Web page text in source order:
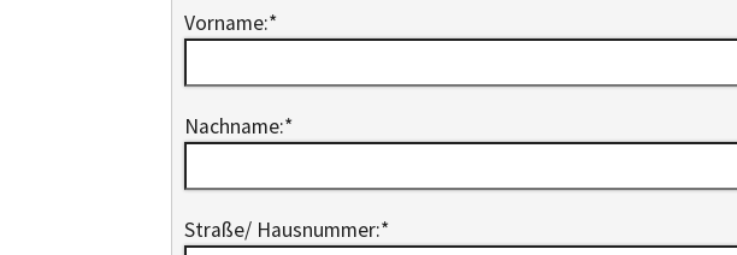
Vorname:*
Nachname:*
Straße/ Hausnummer:*